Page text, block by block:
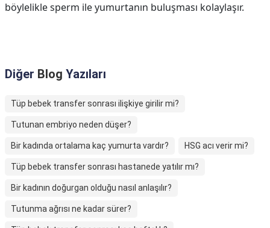
böylelikle sperm ile yumurtanın buluşması kolaylaşır.
Diğer Blog Yazıları
Tüp bebek transfer sonrası ilişkiye girilir mi?
Tutunan embriyo neden düşer?
Bir kadında ortalama kaç yumurta vardır? HSG acı verir mi?
Tüp bebek transfer sonrası hastanede yatılır mı?
Bir kadının doğurgan olduğu nasıl anlaşılır?
Tutunma ağrısı ne kadar sürer?